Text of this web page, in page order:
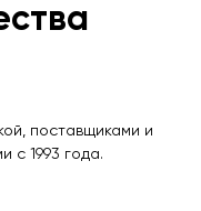
поставщиками и
с 1993 года.